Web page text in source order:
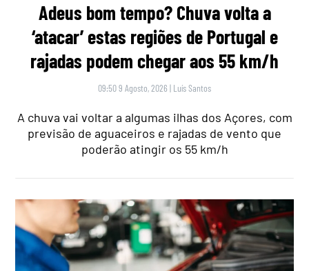
Adeus bom tempo? Chuva volta a
‘atacar’ estas regiões de Portugal e
rajadas podem chegar aos 55 km/h
09:50 9 Agosto, 2026 | Luís Santos
A chuva vai voltar a algumas ilhas dos Açores, com
previsão de aguaceiros e rajadas de vento que
poderão atingir os 55 km/h